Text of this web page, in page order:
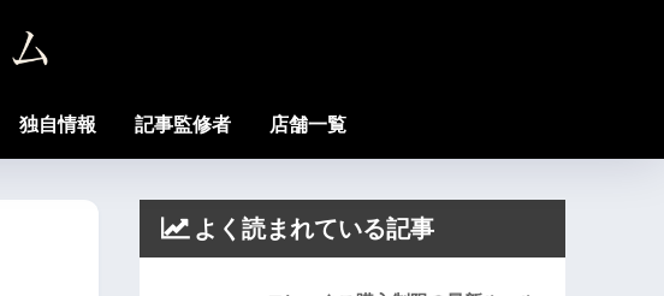
独自情報 記事監修者 店舗一覧
よく読まれている記事